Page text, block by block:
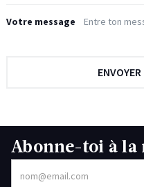
Votre message
Abonne-toi à la